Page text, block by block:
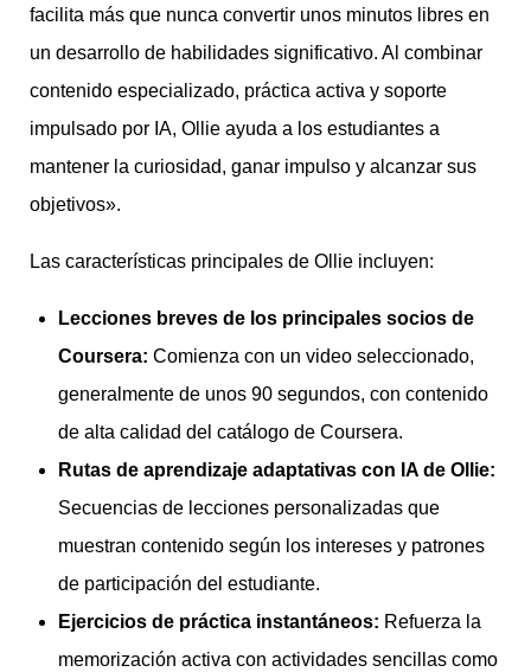
facilita más que nunca convertir unos minutos libres en
un desarrollo de habilidades significativo. Al combinar
contenido especializado, práctica activa y soporte
impulsado por IA, Ollie ayuda a los estudiantes a
mantener la curiosidad, ganar impulso y alcanzar sus
objetivos».
Las características principales de Ollie incluyen:
Lecciones breves de los principales socios de
Coursera: Comienza con un video seleccionado,
generalmente de unos 90 segundos, con contenido
de alta calidad del catálogo de Coursera.
Rutas de aprendizaje adaptativas con IA de Ollie:
Secuencias de lecciones personalizadas que
muestran contenido según los intereses y patrones
de participación del estudiante.
Ejercicios de práctica instantáneos: Refuerza la
memorización activa con actividades sencillas como